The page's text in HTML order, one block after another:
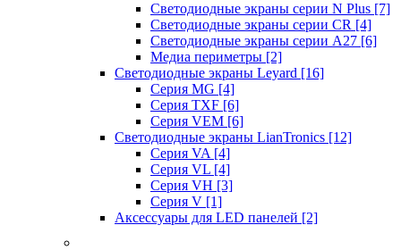
Светодиодные экраны серии N Plus [7]
Светодиодные экраны серии CR [4]
Светодиодные экраны серии А27 [6]
Медиа периметры [2]
Светодиодные экраны Leyard [16]
Серия MG [4]
Серия TXF [6]
Серия VEM [6]
Светодиодные экраны LianTronics [12]
Серия VA [4]
Серия VL [4]
Серия VH [3]
Серия V [1]
Аксессуары для LED панелей [2]